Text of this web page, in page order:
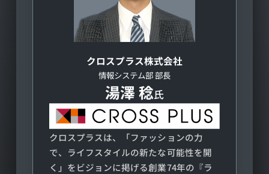
クロスプラス株式会社
情報システム部 部長
湯澤 稔氏
クロスプラスは、「ファッションの力
で、ライフスタイルの新たな可能性を開
く」をビジョンに掲げる創業74年の『ラ